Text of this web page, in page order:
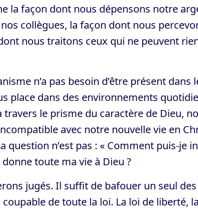
la façon dont nous dépensons notre
collègues, la façon dont nous
nous traitons ceux qui ne peuvent
n’a pas besoin d’être présent dans
place dans des environnements
le prisme du caractère de Dieu,
avec notre nouvelle vie en
question n’est pas : « Comment puis-je
toute ma vie à Dieu ?
jugés. Il suffit de bafouer un seul des
de toute la loi. La loi de liberté,